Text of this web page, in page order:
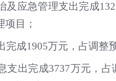
及应急管理支出完成
目；
完成1905万元，占调整
支出完成3737万元，